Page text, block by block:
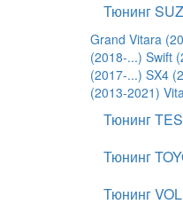
Тюнинг
Grand Vitara
(2018-...) Swift
(2017-...) SX4
(2013-2021)
Тюнинг
Тюнинг
Тюнинг